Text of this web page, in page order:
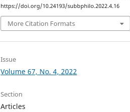
https://doi.org/10.24193/subbphilo.2022.4.16
More Citation Formats
Issue
Volume 67, No. 4, 2022
Section
Articles